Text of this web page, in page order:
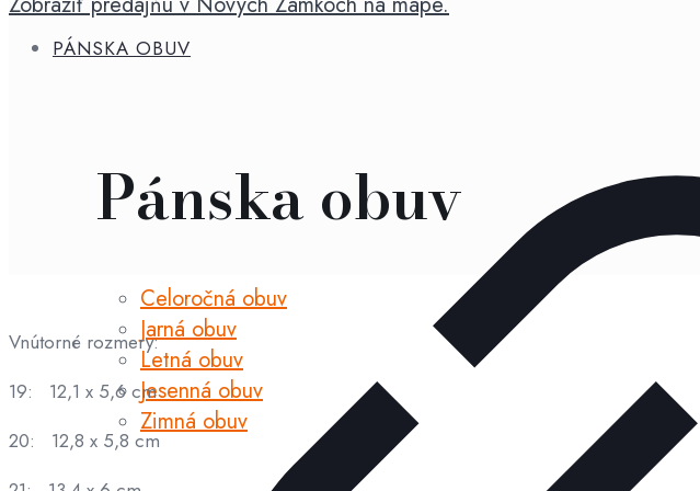
PÁNSKA OBUV
Pánska obuv
Celoročná obuv
Jarná obuv
Letná obuv
Jesenná obuv
Zimná obuv
Vnútorné rozmery:
19: 12,1 x 5,6 cm
20: 12,8 x 5,8 cm